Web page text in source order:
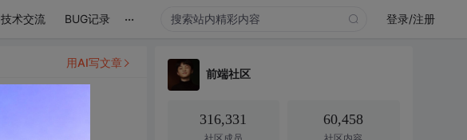
技术交流 BUG记录 ... 登录/注册
用AI写文章
前端社区
316,331 60,458